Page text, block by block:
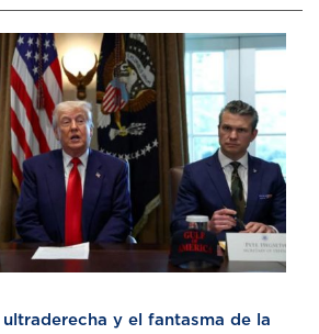
y el fantasma de la